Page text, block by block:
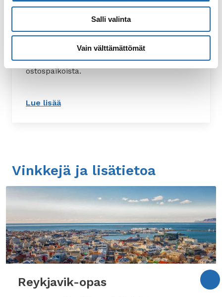
Salli valinta
Vain välttämättömät
Kiertoajelulla näet parhaat palat maailman
pohjoisimmasta pääkaupungista ja sen
tarjoamista tutustumiskohteista ja
ostospaikoista.
Lue lisää: Suomeksi opastettu Reykjavikin
Vinkkejä ja lisätietoa
Reykjavik-opas